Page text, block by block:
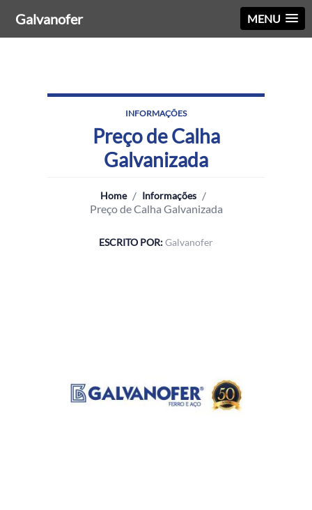
Galvanofer MENU
INFORMAÇÕES
Preço de Calha
Galvanizada
Home / Informações /
Preço de Calha Galvanizada
ESCRITO POR:Galvanofer